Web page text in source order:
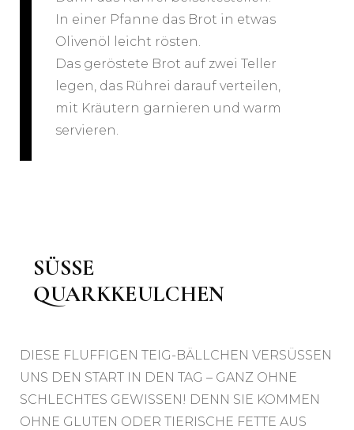
In einer Pfanne das Brot in etwas
Olivenöl leicht rösten.
Das geröstete Brot auf zwei Teller
legen, das Rührei darauf verteilen,
mit Kräutern garnieren und warm
servieren.
SÜSSE Q
UARKKEULCHEN
DIESE FLUFFIGEN TEIG-BÄLLCHEN VERSÜSSEN
UNS DEN START IN DEN TAG – GANZ OHNE
SCHLECHTES GEWISSEN! DENN SIE KOMMEN
OHNE GLUTEN ODER TIERISCHE FETTE AUS